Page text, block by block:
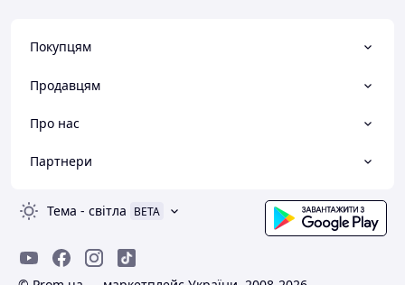
Покупцям
Продавцям
Про нас
Партнери
Тема - світла BETA